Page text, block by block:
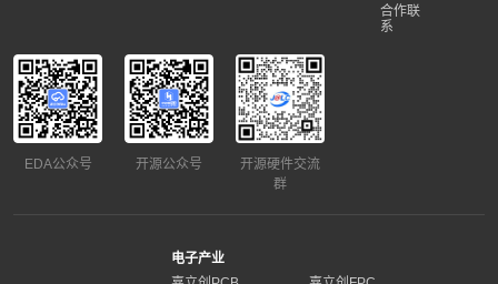
合作联
系
EDA公众号 开源公众号
开源硬件交流
群
电子产业